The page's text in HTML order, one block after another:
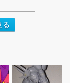
る